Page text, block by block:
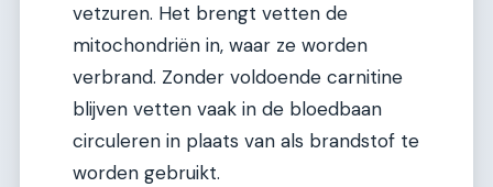
vetzuren. Het brengt vetten de
mitochondriën in, waar ze worden
verbrand. Zonder voldoende carnitine
blijven vetten vaak in de bloedbaan
circuleren in plaats van als brandstof te
worden gebruikt.